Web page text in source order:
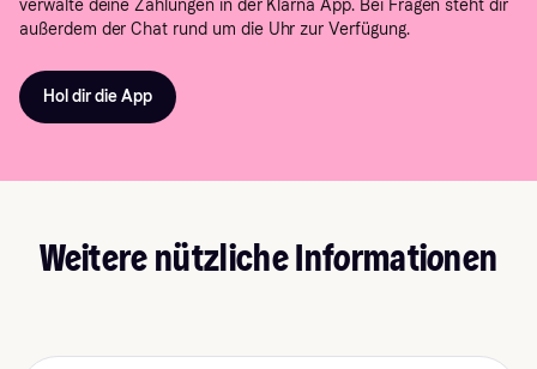
verwalte deine Zahlungen in der Klarna App. Bei Fragen steht dir
außerdem der Chat rund um die Uhr zur Verfügung.
Hol dir die App
Weitere nützliche Informationen